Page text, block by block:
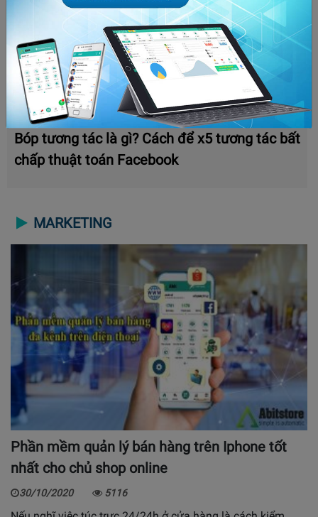
Bóp tương tác là gì? Cách để x5 tương tác bất
chấp thuật toán Facebook
MARKETING
Phần mềm quản lý bán hàng trên Iphone tốt
nhất cho chủ shop online
30/10/2020 5116